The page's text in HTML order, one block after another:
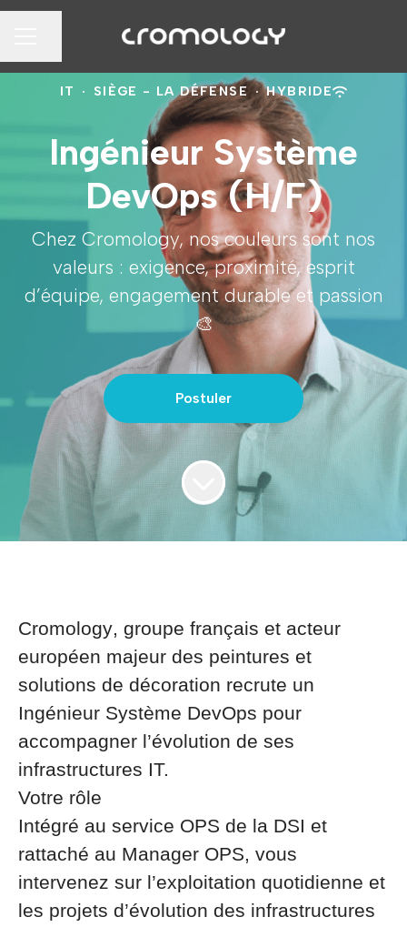
Partager la page
IT · SIÈGE - LA DÉFENSE · HYBRIDE
Ingénieur Système
DevOps (H/F)
Chez Cromology, nos couleurs sont nos
valeurs : exigence, proximité, esprit
d’équipe, engagement durable et passion
🎨
Postuler
Cromology, groupe français et acteur
européen majeur des peintures et
solutions de décoration recrute un
Ingénieur Système DevOps pour
accompagner l’évolution de ses
infrastructures IT.
Votre rôle
Intégré au service OPS de la DSI et
rattaché au Manager OPS, vous
intervenez sur l’exploitation quotidienne et
les projets d’évolution des infrastructures